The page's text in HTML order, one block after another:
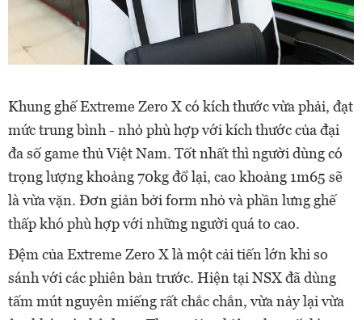
Khung ghế Extreme Zero X có kích thước vừa phải, đạt
mức trung bình - nhỏ phù hợp với kích thước của đại
đa số game thủ Việt Nam. Tốt nhất thì người dùng có
trọng lượng khoảng 70kg đổ lại, cao khoảng 1m65 sẽ
là vừa vặn. Đơn giản bởi form nhỏ và phần lưng ghế
thấp khó phù hợp với những người quá to cao.
Đệm của Extreme Zero X là một cải tiến lớn khi so
sánh với các phiên bản trước. Hiện tại NSX đã dùng
tấm mút nguyên miếng rất chắc chắn, vừa nảy lại vừa